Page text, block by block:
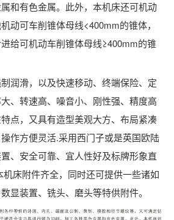
和有色金属。此外，本机床还可机动
动可车削锥体母线<400mm的锥体，
给可机动车削锥体母线≥400mm的锥
润滑，以及快速移动、终端保险、定
、转速高、噪音小、刚性强、精度高
点，又具有造型美观大方、布局紧凑
作方便灵活.采用西门子或是英国欧陆
、安全可靠、宜人性好及标牌形象直
床附件齐全，同时还可提供一些诸如
显装置、铣头、磨头等特供附件。